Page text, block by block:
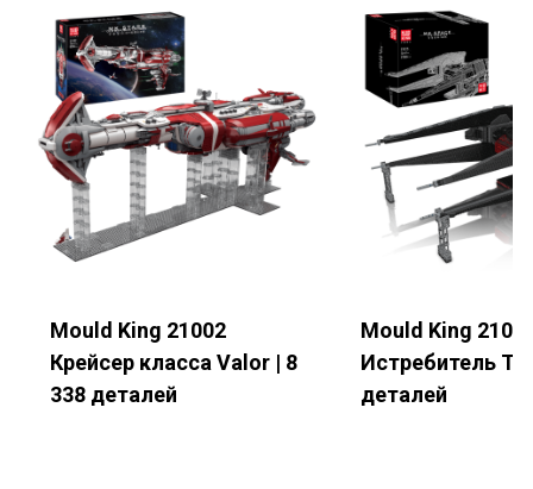
Ваше имя*
Электронная почта*
Номер телефона
Название компании
Mould King 21002
Крейсер класса Valor | 8
338 деталей
Mould King
Истребитель
деталей